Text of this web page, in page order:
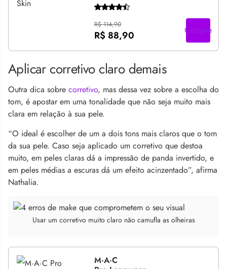
R$ 114,90
R$ 88,90 Compre
Aplicar corretivo claro demais
Outra dica sobre corretivo, mas dessa vez sobre a escolha do
tom, é apostar em uma tonalidade que não seja muito mais
clara em relação à sua pele.
“O ideal é escolher de um a dois tons mais claros que o tom
da sua pele. Caso seja aplicado um corretivo que destoa
muito, em peles claras dá a impressão de panda invertido, e
em peles médias a escuras dá um efeito acinzentado”, afirma
Nathalia.
Usar um corretivo muito claro não camufla as olheiras
M·A·C